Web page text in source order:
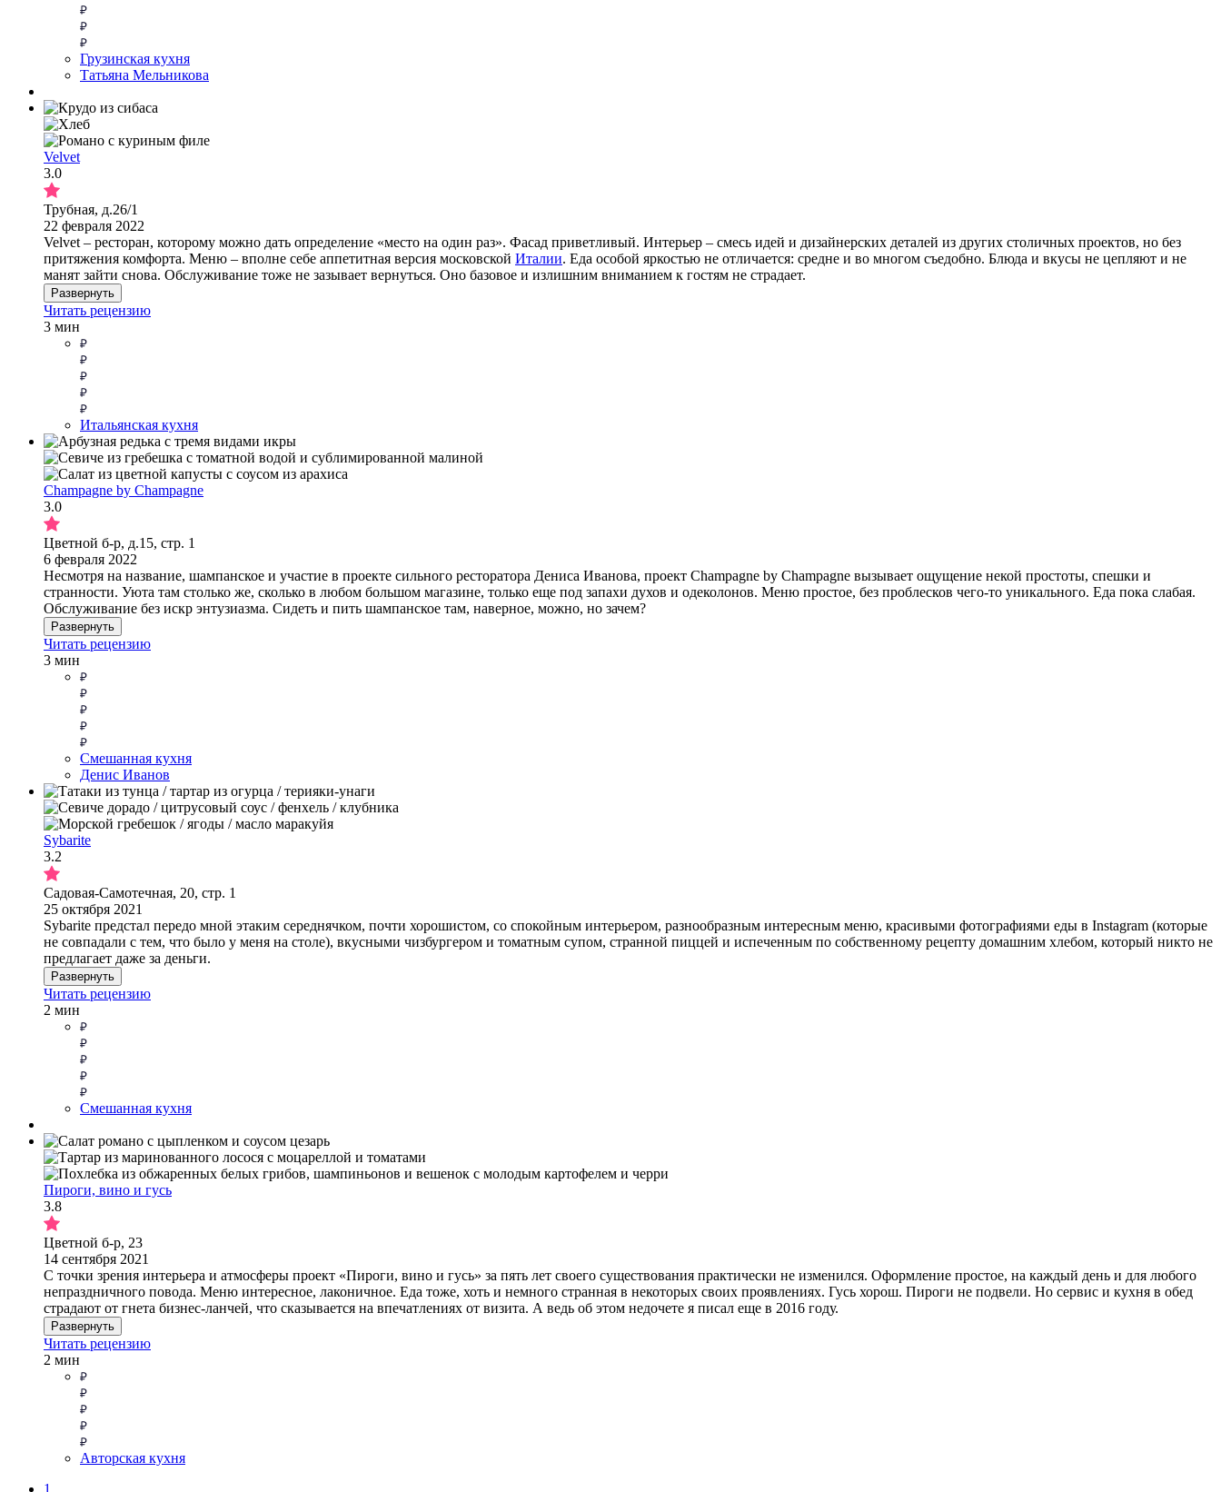
Грузинская кухня
Татьяна Мельникова
Velvet
3.0
Трубная, д.26/1
22 февраля 2022
Velvet – ресторан, которому можно дать определение «место на один раз». Фасад приветливый. Интерьер – смесь идей и дизайнерских деталей из других столичных проектов, но без
притяжения комфорта. Меню – вполне себе аппетитная версия московской Италии. Еда особой яркостью не отличается: средне и во многом съедобно. Блюда и вкусы не цепляют и не
манят зайти снова. Обслуживание тоже не зазывает вернуться. Оно базовое и излишним вниманием к гостям не страдает.
Развернуть
Читать рецензию
3 мин
Итальянская кухня
Champagne by Champagne
3.0
Цветной б-р, д.15, стр. 1
6 февраля 2022
Несмотря на название, шампанское и участие в проекте сильного ресторатора Дениса Иванова, проект Champagne by Champagne вызывает ощущение некой простоты, спешки и
странности. Уюта там столько же, сколько в любом большом магазине, только еще под запахи духов и одеколонов. Меню простое, без проблесков чего-то уникального. Еда пока слабая.
Обслуживание без искр энтузиазма. Сидеть и пить шампанское там, наверное, можно, но зачем?
Развернуть
Читать рецензию
3 мин
Смешанная кухня
Денис Иванов
Sybarite
3.2
Садовая-Самотечная, 20, стр. 1
25 октября 2021
Sybarite предстал передо мной этаким середнячком, почти хорошистом, со спокойным интерьером, разнообразным интересным меню, красивыми фотографиями еды в Instagram (которые
не совпадали с тем, что было у меня на столе), вкусными чизбургером и томатным супом, странной пиццей и испеченным по собственному рецепту домашним хлебом, который никто не
предлагает даже за деньги.
Развернуть
Читать рецензию
2 мин
Смешанная кухня
Пироги, вино и гусь
3.8
Цветной б-р, 23
14 сентября 2021
С точки зрения интерьера и атмосферы проект «Пироги, вино и гусь» за пять лет своего существования практически не изменился. Оформление простое, на каждый день и для любого
непраздничного повода. Меню интересное, лаконичное. Еда тоже, хоть и немного странная в некоторых своих проявлениях. Гусь хорош. Пироги не подвели. Но сервис и кухня в обед
страдают от гнета бизнес-ланчей, что сказывается на впечатлениях от визита. А ведь об этом недочете я писал еще в 2016 году.
Развернуть
Читать рецензию
2 мин
Авторская кухня
1